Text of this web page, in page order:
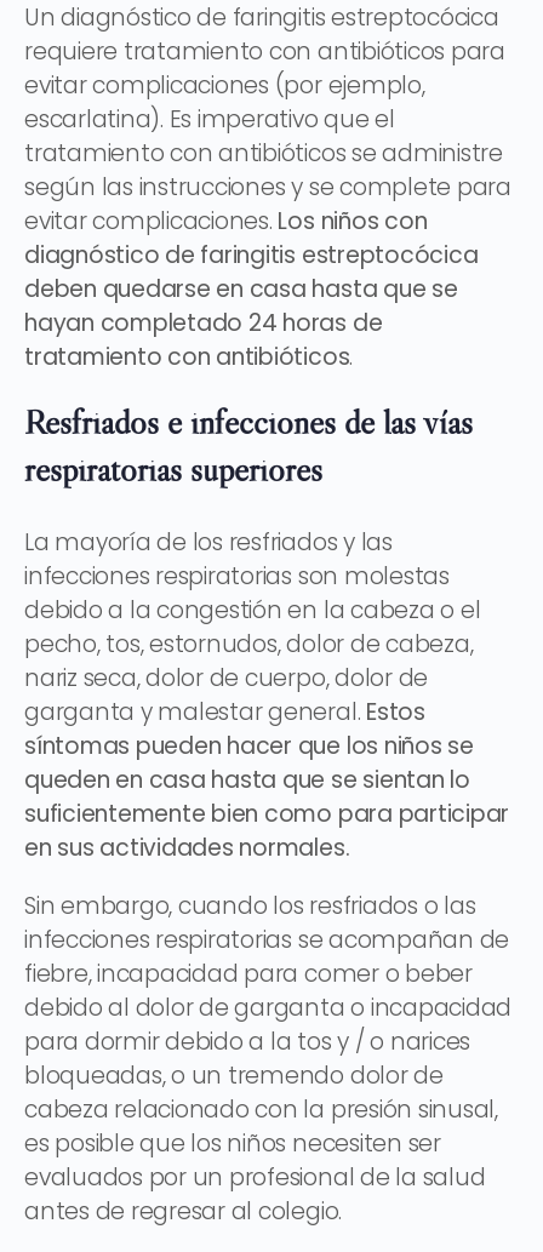
Un diagnóstico de faringitis estreptocócica
requiere tratamiento con antibióticos para
evitar complicaciones (por ejemplo,
escarlatina). Es imperativo que el
tratamiento con antibióticos se administre
según las instrucciones y se complete para
evitar complicaciones. Los niños con
diagnóstico de faringitis estreptocócica
deben quedarse en casa hasta que se
hayan completado 24 horas de
tratamiento con antibióticos.
Resfriados e infecciones de las vías
respiratorias superiores
La mayoría de los resfriados y las
infecciones respiratorias son molestas
debido a la congestión en la cabeza o el
pecho, tos, estornudos, dolor de cabeza,
nariz seca, dolor de cuerpo, dolor de
garganta y malestar general. Estos
síntomas pueden hacer que los niños se
queden en casa hasta que se sientan lo
suficientemente bien como para participar
en sus actividades normales.
Sin embargo, cuando los resfriados o las
infecciones respiratorias se acompañan de
fiebre, incapacidad para comer o beber
debido al dolor de garganta o incapacidad
para dormir debido a la tos y / o narices
bloqueadas, o un tremendo dolor de
cabeza relacionado con la presión sinusal,
es posible que los niños necesiten ser
evaluados por un profesional de la salud
antes de regresar al colegio.